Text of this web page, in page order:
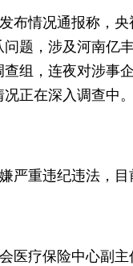
布情况通报称，央
题，涉及河南亿
组，连夜对涉事
正在深入调查中
严重违纪违法，
医疗保险中心副